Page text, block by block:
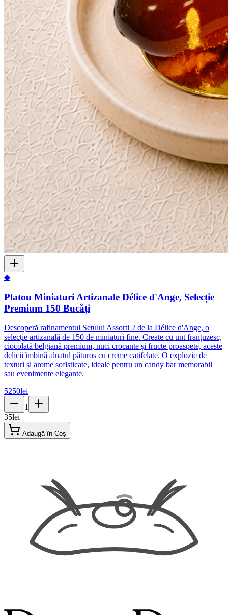
◆
Platou Miniaturi Artizanale Délice d'Ange, Selecție
Premium 150 Bucăți
Descoperă rafinamentul Setului Assorti 2 de la Délice d'Ange, o
selecție artizanală de 150 de miniaturi fine. Create cu unt franțuzesc,
ciocolată belgiană premium, nuci crocante și fructe proaspete, aceste
delicii îmbină aluatul păturos cu creme catifelate. O explozie de
texturi și arome sofisticate, ideale pentru un candy bar memorabil
sau evenimente elegante.
5250lei
1
35lei
Adaugă în Coș